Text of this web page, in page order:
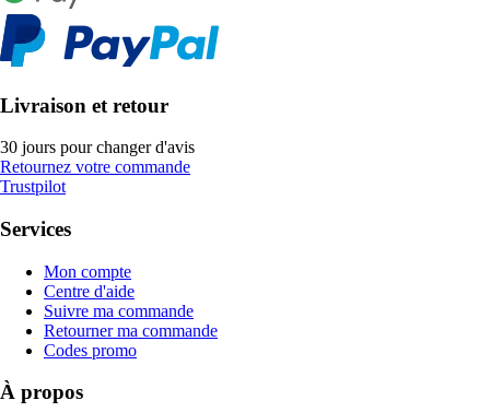
Livraison et retour
30 jours pour changer d'avis
Retournez votre commande
Trustpilot
Services
Mon compte
Centre d'aide
Suivre ma commande
Retourner ma commande
Codes promo
À propos